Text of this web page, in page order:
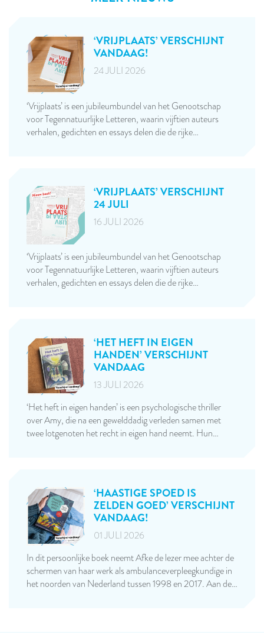
‘VRIJPLAATS’ VERSCHIJNT
VANDAAG!
24 JULI 2026
‘Vrijplaats’ is een jubileumbundel van het Genootschap
voor Tegennatuurlijke Letteren, waarin vijftien auteurs
verhalen, gedichten en essays delen die de rijke…
‘VRIJPLAATS’ VERSCHIJNT
24 JULI
16 JULI 2026
‘Vrijplaats’ is een jubileumbundel van het Genootschap
voor Tegennatuurlijke Letteren, waarin vijftien auteurs
verhalen, gedichten en essays delen die de rijke…
‘HET HEFT IN EIGEN
HANDEN’ VERSCHIJNT
VANDAAG
13 JULI 2026
‘Het heft in eigen handen’ is een psychologische thriller
over Amy, die na een gewelddadig verleden samen met
twee lotgenoten het recht in eigen hand neemt. Hun…
‘HAASTIGE SPOED IS
ZELDEN GOED’ VERSCHIJNT
VANDAAG!
01 JULI 2026
In dit persoonlijke boek neemt Afke de lezer mee achter de
schermen van haar werk als ambulanceverpleegkundige in
het noorden van Nederland tussen 1998 en 2017. Aan de…